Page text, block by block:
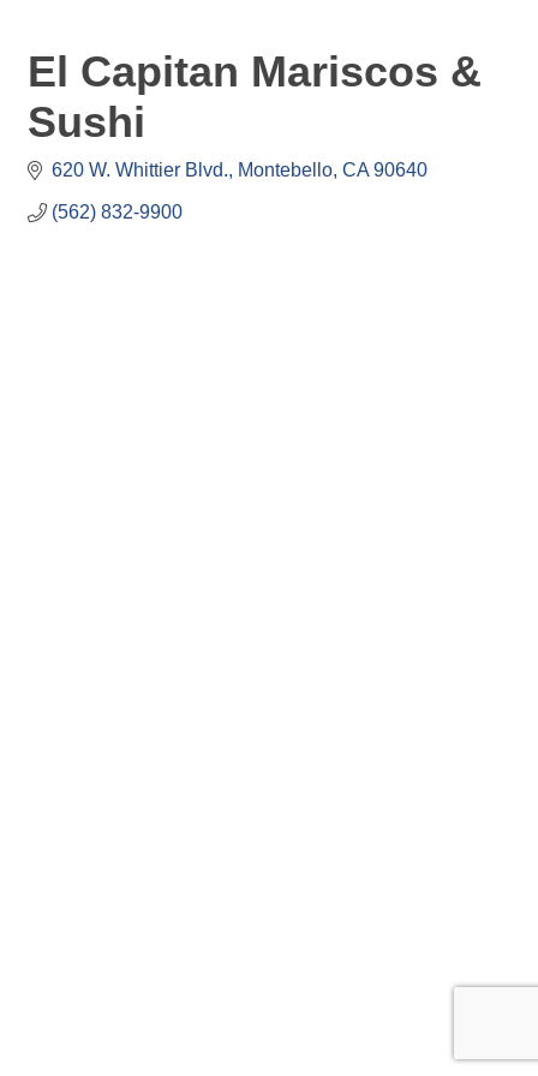
El Capitan Mariscos &
Sushi
620 W. Whittier Blvd. Montebello CA 90640
(562) 832-9900